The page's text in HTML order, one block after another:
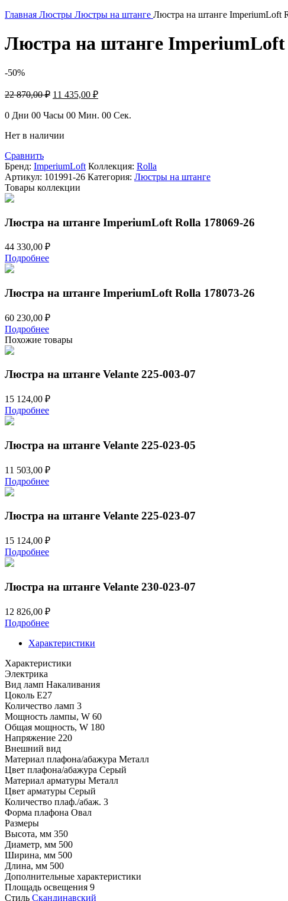
Главная Люстры Люстры на штанге Люстра на штанге ImperiumLoft
Люстра на штанге ImperiumLoft
-50%
22 870,00₽ Первоначальная
составляла
870,00 ₽.
11 435,00 ₽Текущая
11
0 Дни 00 Часы 00 Мин. 00 Сек.
Нет в наличии
Сравнить
Бренд: ImperiumLoft Коллекция: Rolla
Артикул: 101991-26 Категория: Люстры на штанге
Товары коллекции
Люстра на штанге ImperiumLoft Rolla 178069-26
44 330,00 ₽
Подробнее
Люстра на штанге ImperiumLoft Rolla 178073-26
60 230,00 ₽
Подробнее
Похожие товары
Люстра на штанге Velante 225-003-07
15 124,00 ₽
Подробнее
Люстра на штанге Velante 225-023-05
11 503,00 ₽
Подробнее
Люстра на штанге Velante 225-023-07
15 124,00 ₽
Подробнее
Люстра на штанге Velante 230-023-07
12 826,00 ₽
Подробнее
Характеристики
Характеристики
Электрика
Вид ламп Накаливания
Цоколь E27
Количество ламп 3
Мощность лампы, W 60
Общая мощность, W 180
Напряжение 220
Внешний вид
Материал плафона/абажура Металл
Цвет плафона/абажура Серый
Материал арматуры Металл
Цвет арматуры Серый
Количество плаф./абаж. 3
Форма плафона Овал
Размеры
Высота, мм 350
Диаметр, мм 500
Ширина, мм 500
Длина, мм 500
Дополнительные характеристики
Площадь освещения 9
Стиль Скандинавский